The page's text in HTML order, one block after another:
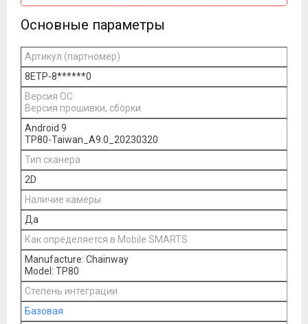
Основные параметры
Артикул (партномер)
8ETP-8******0
Версия ОС
Версия прошивки, сборки
Android 9
TP80-Taiwan_A9.0_20230320
Тип сканера
2D
Наличие камеры
Да
Как определяется в Mobile SMARTS
Manufacture: Chainway
Model: TP80
Степень интеграции
Базовая